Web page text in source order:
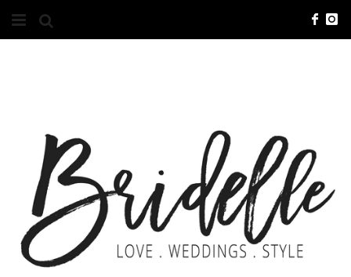
O NAS
KONTAKT
REKLAMA
ADVERTISING